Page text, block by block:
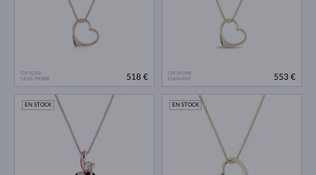
OR ROSE
SANS PIERRE
518 €
OR JAUNE
DIAMANT
553 €
EN STOCK EN STOCK